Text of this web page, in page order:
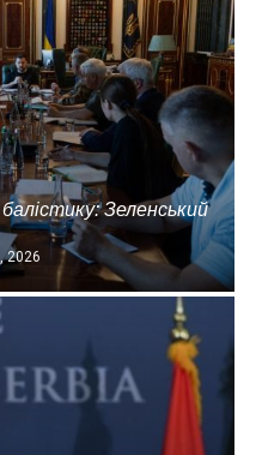
Зеленський
2026